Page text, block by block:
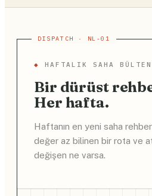
◆ HAFTALIK SAHA
Bir dürüst
Her hafta.
Haftanın en yeni saha
değer az bilinen bir rota ve
değişen ne varsa.